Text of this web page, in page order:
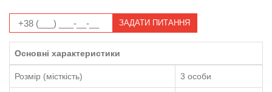
ЗАДАТИ ПИТАННЯ
Основні характеристики
Розмір (місткість) 3 особи